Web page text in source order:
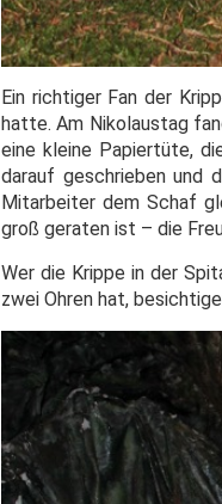
Ein richtiger Fan der
hatte. Am Nikolaustag
eine kleine Papiertüte,
darauf geschrieben und
Mitarbeiter dem Schaf
groß geraten ist – die
Wer die Krippe in der
zwei Ohren hat,